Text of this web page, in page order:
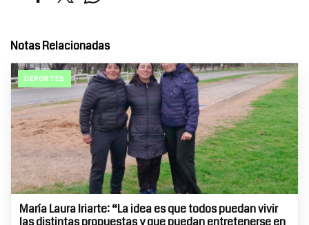
Notas Relacionadas
DEPORTES
María Laura Iriarte: “La idea es que todos puedan vivir